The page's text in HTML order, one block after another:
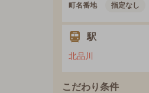
町名番地 指定なし
駅
北品川
こだわり条件